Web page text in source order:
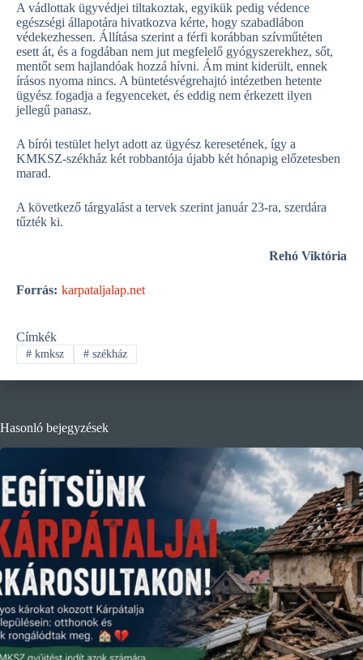
A vádlottak ügyvédjei tiltakoztak, egyikük pedig védence
egészségi állapotára hivatkozva kérte, hogy szabadlábon
védekezhessen. Állítása szerint a férfi korábban szívműtéten
esett át, és a fogdában nem jut megfelelő gyógyszerekhez, sőt,
mentőt sem hajlandóak hozzá hívni. Ám mint kiderült, ennek
írásos nyoma nincs. A büntetésvégrehajtó intézetben hetente
ügyész fogadja a fegyenceket, és eddig nem érkezett ilyen
jellegű panasz.
A bírói testület helyt adott az ügyész keresetének, így a
KMKSZ-székház két robbantója újabb két hónapig előzetesben
marad.
A következő tárgyalást a tervek szerint január 23-ra, szerdára
tűzték ki.
Rehó Viktória
Forrás: karpataljalap.net
Címkék
#kmksz #székház
Hasonló bejegyzések